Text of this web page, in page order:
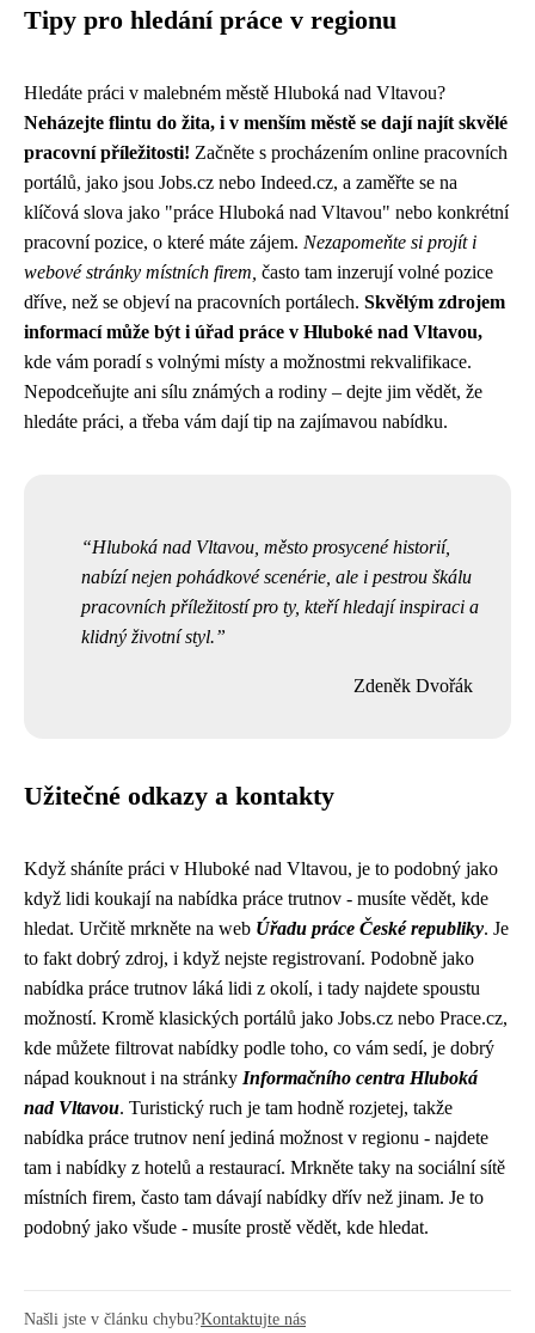
Tipy pro hledání práce v regionu
Hledáte práci v malebném městě Hluboká nad Vltavou?
Neházejte flintu do žita, i v menším městě se dají najít skvělé
pracovní příležitosti! Začněte s procházením online pracovních
portálů, jako jsou Jobs.cz nebo Indeed.cz, a zaměřte se na
klíčová slova jako "práce Hluboká nad Vltavou" nebo konkrétní
pracovní pozice, o které máte zájem. Nezapomeňte si projít i
webové stránky místních firem, často tam inzerují volné pozice
dříve, než se objeví na pracovních portálech. Skvělým zdrojem
informací může být i úřad práce v Hluboké nad Vltavou,
kde vám poradí s volnými místy a možnostmi rekvalifikace.
Nepodceňujte ani sílu známých a rodiny – dejte jim vědět, že
hledáte práci, a třeba vám dají tip na zajímavou nabídku.
Hluboká nad Vltavou, město prosycené historií,
nabízí nejen pohádkové scenérie, ale i pestrou škálu
pracovních příležitostí pro ty, kteří hledají inspiraci a
klidný životní styl.
Zdeněk Dvořák
Užitečné odkazy a kontakty
Když sháníte práci v Hluboké nad Vltavou, je to podobný jako
když lidi koukají na nabídka práce trutnov - musíte vědět, kde
hledat. Určitě mrkněte na web Úřadu práce České republiky. Je
to fakt dobrý zdroj, i když nejste registrovaní. Podobně jako
nabídka práce trutnov láká lidi z okolí, i tady najdete spoustu
možností. Kromě klasických portálů jako Jobs.cz nebo Prace.cz,
kde můžete filtrovat nabídky podle toho, co vám sedí, je dobrý
nápad kouknout i na stránky Informačního centra Hluboká
nad Vltavou. Turistický ruch je tam hodně rozjetej, takže
nabídka práce trutnov není jediná možnost v regionu - najdete
tam i nabídky z hotelů a restaurací. Mrkněte taky na sociální sítě
místních firem, často tam dávají nabídky dřív než jinam. Je to
podobný jako všude - musíte prostě vědět, kde hledat.
Našli jste v článku chybu?Kontaktujte nás